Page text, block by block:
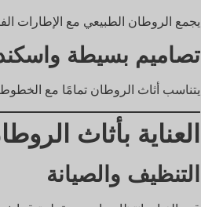
يجمع الروطان الطبيعي مع الإطارات
تصاميم بسيطة
يتناسب أثاث الروطان تمامًا مع
العناية بأثاث
التنظيف والصيانة